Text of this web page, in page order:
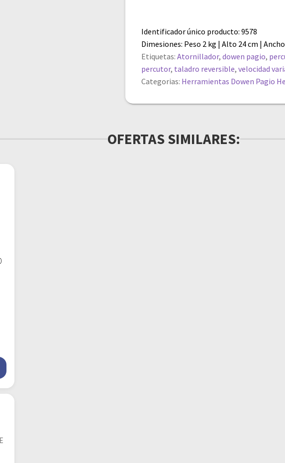
Identificador único producto: 9578
Dimesiones: Peso 2 kg | Alto 24 cm |
Etiquetas:Atornillador,dowen pagio,
percutor, taladro reversible,velocidad
Categorias: Herramientas Dowen Pagio
OFERTAS SIMILARES: